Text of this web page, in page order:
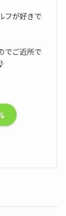
フが好きで
でご近所で